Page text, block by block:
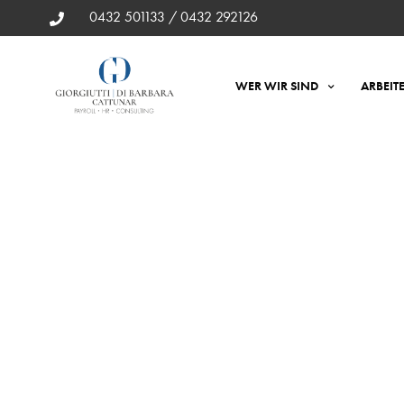
0432 501133 / 0432 292126
WER WIR SIND